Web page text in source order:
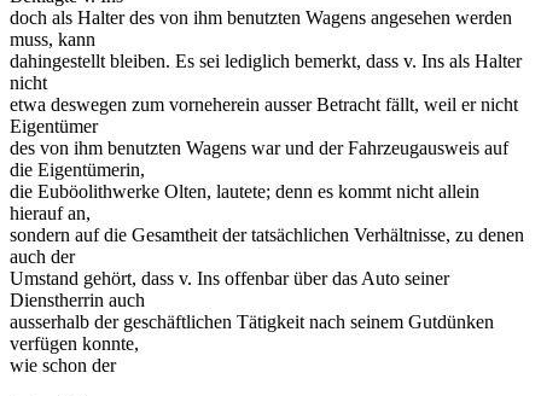
doch als Halter des von ihm benutzten Wagens angesehen werden
muss, kann
dahingestellt bleiben. Es sei lediglich bemerkt, dass v. Ins als Halter
nicht
etwa deswegen zum vorneherein ausser Betracht fällt, weil er nicht
Eigentümer
des von ihm benutzten Wagens war und der Fahrzeugausweis auf
die Eigentümerin,
die Euböolithwerke Olten, lautete; denn es kommt nicht allein
hierauf an,
sondern auf die Gesamtheit der tatsächlichen Verhältnisse, zu denen
auch der
Umstand gehört, dass v. Ins offenbar über das Auto seiner
Dienstherrin auch
ausserhalb der geschäftlichen Tätigkeit nach seinem Gutdünken
verfügen konnte,
wie schon der